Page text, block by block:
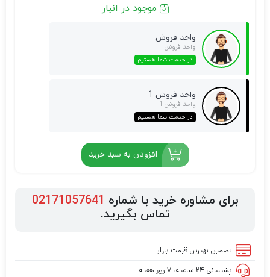
موجود در انبار
واحد فروش
واحد فروش
در خدمت شما هستیم
واحد فروش 1
واحد فروش 1
در خدمت شما هستیم
افزودن به سبد خرید
برای مشاوره خرید با شماره 02171057641
تماس بگیرید.
تضمین بهترین قیمت بازار
پشتیبانی ۲۴ ساعته، ۷ روز هفته